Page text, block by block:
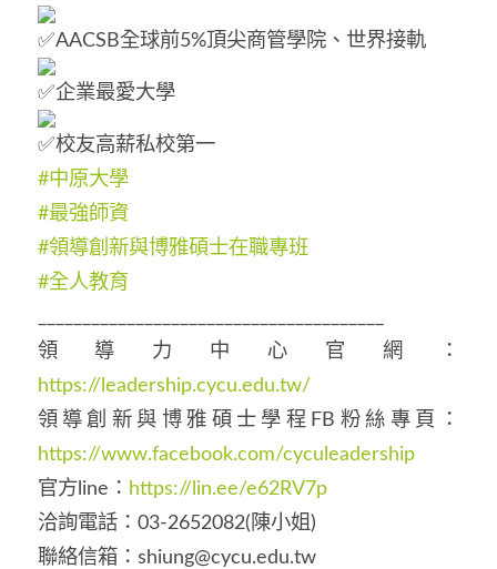
AACSB全球前5%頂尖商管學院、世界接軌
企業最愛大學
校友高薪私校第一
#中原大學
#最強師資
#領導創新與博雅碩士在職專班
#全人教育
領導力中心官網：
https://leadership.cycu.edu.tw/
領導創新與博雅碩士學程FB粉絲專頁：
https://www.facebook.com/cyculeadership
官方line： https://lin.ee/e62RV7p
洽詢電話：03-2652082(陳小姐)
聯絡信箱：shiung@cycu.edu.tw